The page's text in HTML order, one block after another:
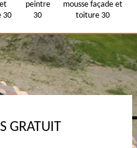
30
peintre
30
mousse façade et
toiture 30
GRATUIT